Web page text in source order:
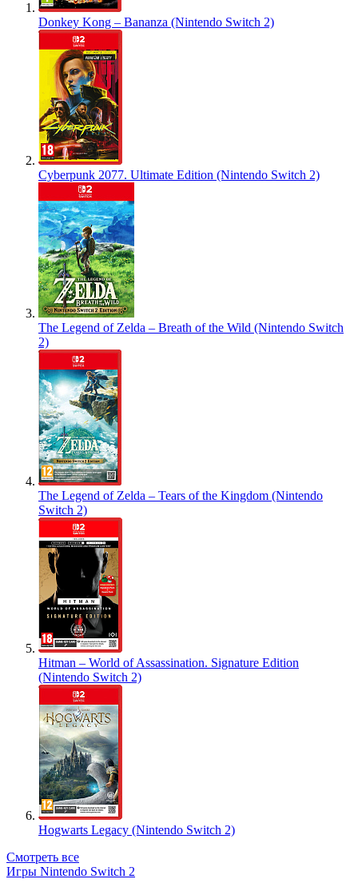
Donkey Kong – Bananza (Nintendo Switch 2)
Cyberpunk 2077. Ultimate Edition (Nintendo Switch 2)
The Legend of Zelda – Breath of the Wild (Nintendo Switch
2)
The Legend of Zelda – Tears of the Kingdom (Nintendo
Switch 2)
Hitman – World of Assassination. Signature Edition
(Nintendo Switch 2)
Hogwarts Legacy (Nintendo Switch 2)
Смотреть все
Игры Nintendo Switch 2